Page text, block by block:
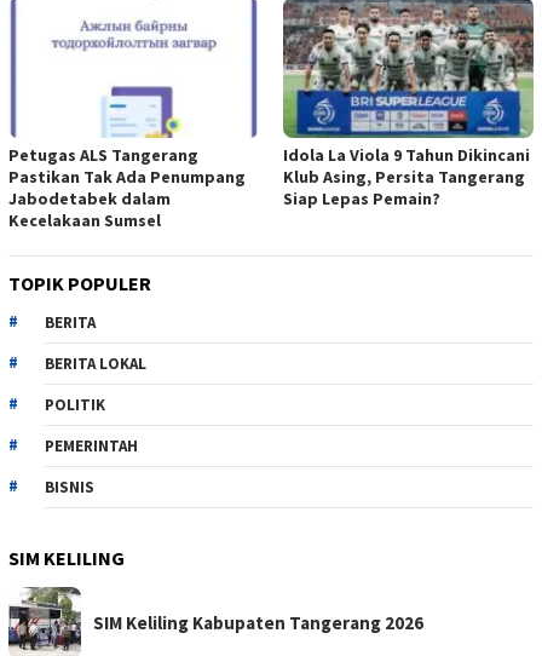
Petugas ALS Tangerang
Pastikan Tak Ada Penumpang
Jabodetabek dalam
Kecelakaan Sumsel
Idola La Viola 9 Tahun Dikincani
Klub Asing, Persita Tangerang
Siap Lepas Pemain?
TOPIK POPULER
BERITA
BERITA LOKAL
POLITIK
PEMERINTAH
BISNIS
SIM KELILING
SIM Keliling Kabupaten Tangerang 2026